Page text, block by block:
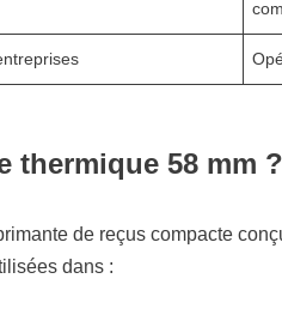
thermique 58 mm ?
de reçus compacte
dans :